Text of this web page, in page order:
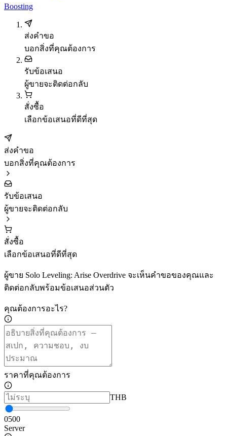
Boosting
ส่งคำขอ
บอกสิ่งที่คุณต้องการ
รับข้อเสนอ
ผู้ขายจะติดต่อกลับ
สั่งซื้อ
เลือกข้อเสนอที่ดีที่สุด
ส่งคำขอ
บอกสิ่งที่คุณต้องการ
รับข้อเสนอ
ผู้ขายจะติดต่อกลับ
สั่งซื้อ
เลือกข้อเสนอที่ดีที่สุด
ผู้ขาย Solo Leveling: Arise Overdrive จะเห็นคำขอของคุณและ
ติดต่อกลับพร้อมข้อเสนอส่วนตัว
คุณต้องการอะไร?
ราคาที่คุณต้องการ
THB
0500
Server